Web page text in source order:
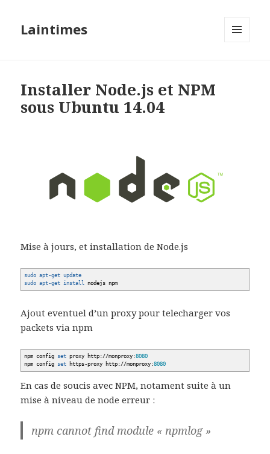
Laintimes
Installer Node.js et NPM
sous Ubuntu 14.04
Mise à jours, et installation de Node.js
sudo apt-get update
sudo apt-get install nodejs npm
Ajout eventuel d’un proxy pour telecharger vos
packets via npm
npm config set proxy http://monproxy:8080
npm config set https-proxy http://monproxy:8080
En cas de soucis avec NPM, notament suite à un
mise à niveau de node erreur :
npm cannot find module « npmlog »